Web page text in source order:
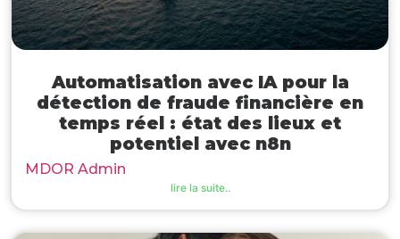
Automatisation avec IA pour la
détection de fraude financière en
temps réel : état des lieux et
potentiel avec n8n
MDOR Admin
lire la suite..